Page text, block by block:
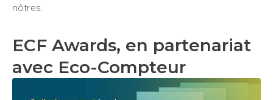
nôtres.
ECF Awards, en partenariat
avec Eco-Compteur